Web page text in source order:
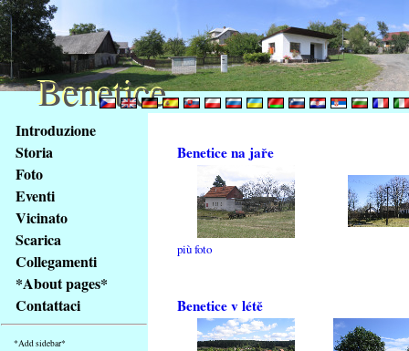
obsah
stránky
Klávesové
zkratky
tomto
webu
základní
Hlavní
strana
Introduzione
Storia
Foto
Eventi
Vicinato
Scarica
Collegamenti
*About pages*
Contattaci
*Add sidebar*
Benetice na jaře
più foto
Benetice v létě
Benetice
Benetice